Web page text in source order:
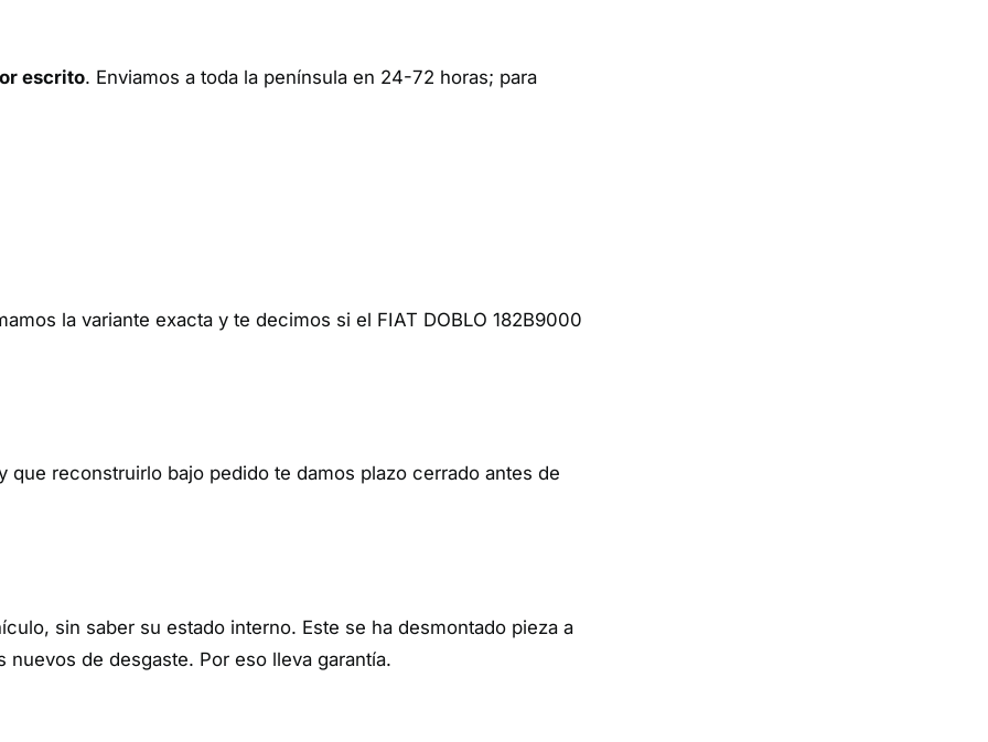
escrito. Enviamos a toda la península en 24-72 horas; para
la variante exacta y te decimos si el FIAT DOBLO 182B9000
reconstruirlo bajo pedido te damos plazo cerrado antes de
sin saber su estado interno. Este se ha desmontado pieza a
de desgaste. Por eso lleva garantía.